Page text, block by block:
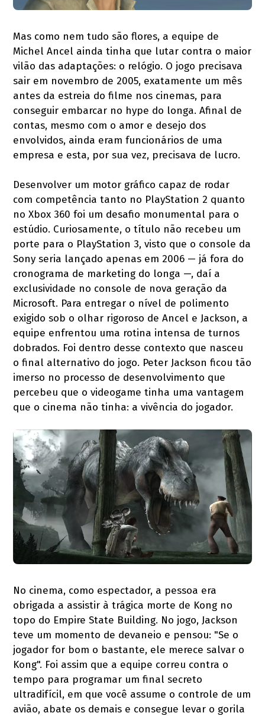
Mas como nem tudo são flores, a equipe de
Michel Ancel ainda tinha que lutar contra o maior
vilão das adaptações: o relógio. O jogo precisava
sair em novembro de 2005, exatamente um mês
antes da estreia do filme nos cinemas, para
conseguir embarcar no hype do longa. Afinal de
contas, mesmo com o amor e desejo dos
envolvidos, ainda eram funcionários de uma
empresa e esta, por sua vez, precisava de lucro.
Desenvolver um motor gráfico capaz de rodar
com competência tanto no PlayStation 2 quanto
no Xbox 360 foi um desafio monumental para o
estúdio. Curiosamente, o título não recebeu um
porte para o PlayStation 3, visto que o console da
Sony seria lançado apenas em 2006 — já fora do
cronograma de marketing do longa —, daí a
exclusividade no console de nova geração da
Microsoft. Para entregar o nível de polimento
exigido sob o olhar rigoroso de Ancel e Jackson, a
equipe enfrentou uma rotina intensa de turnos
dobrados. Foi dentro desse contexto que nasceu
o final alternativo do jogo. Peter Jackson ficou tão
imerso no processo de desenvolvimento que
percebeu que o videogame tinha uma vantagem
que o cinema não tinha: a vivência do jogador.
No cinema, como espectador, a pessoa era
obrigada a assistir à trágica morte de Kong no
topo do Empire State Building. No jogo, Jackson
teve um momento de devaneio e pensou: "Se o
jogador for bom o bastante, ele merece salvar o
Kong". Foi assim que a equipe correu contra o
tempo para programar um final secreto
ultradifícil, em que você assume o controle de um
avião, abate os demais e consegue levar o gorila